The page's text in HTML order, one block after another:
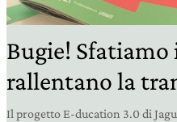
Bugie!
rallentano la
Il progetto E-ducation 3.0 di